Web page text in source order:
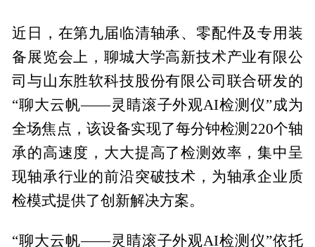
近日，在第九届临清轴承、零配件及专用装
备展览会上，聊城大学高新技术产业有限公
司与山东胜软科技股份有限公司联合研发的
“聊大云帆——灵睛滚子外观AI检测仪”成为
全场焦点，该设备实现了每分钟检测220个轴
承的高速度，大大提高了检测效率，集中呈
现轴承行业的前沿突破技术，为轴承企业质
检模式提供了创新解决方案。
“聊大云帆——灵睛滚子外观AI检测仪”依托